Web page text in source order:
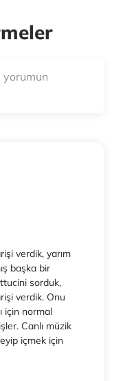
verdik, yarım
başka bir
sorduk,
verdik. Onu
için normal
Canlı müzik
içmek için